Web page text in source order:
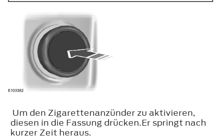
Um den Zigarettenanzünder zu aktivieren,
diesen in die Fassung drücken.Er springt nach
kurzer Zeit heraus.